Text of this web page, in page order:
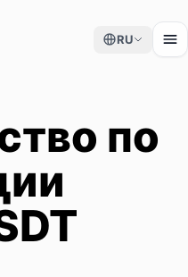
RU
по